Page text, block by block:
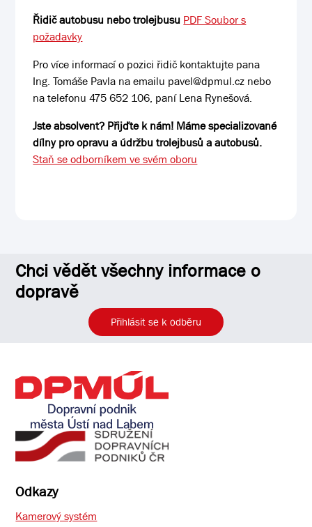
Řidič autobusu nebo trolejbusu PDF Soubor s
požadavky
Pro více informací o pozici řidič kontaktujte pana
Ing. Tomáše Pavla na emailu pavel@dpmul.cz nebo
na telefonu 475 652 106, paní Lena Rynešová.
Jste absolvent? Přijďte k nám! Máme specializované
dílny pro opravu a údržbu trolejbusů a autobusů.
Staň se odborníkem ve svém oboru
Chci vědět všechny informace o
dopravě
Přihlásit se k odběru
Odkazy
Kamerový systém